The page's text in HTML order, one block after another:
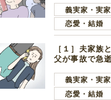
義実家・実家
恋愛・結婚
［１］夫家族
父が事故で急
ます夫
義実家・実家
恋愛・結婚